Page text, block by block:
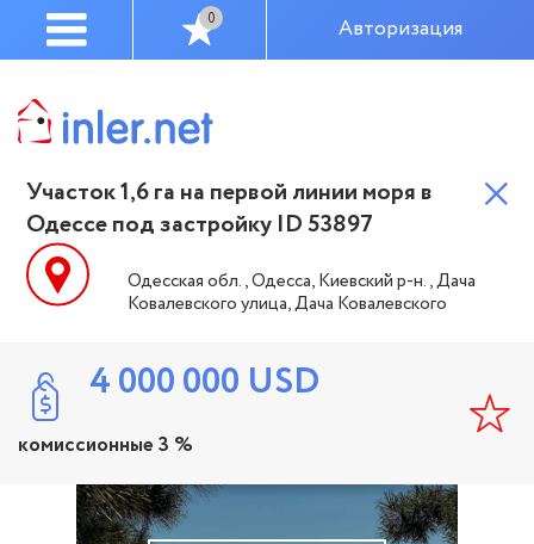
0 Авторизация
Участок 1,6 га на первой линии моря в
Одессе под застройку ID 53897
Одесская обл., Одесса, Киевский р-н., Дача
Ковалевского улица, Дача Ковалевского
4 000 000 USD
комиссионные 3 %